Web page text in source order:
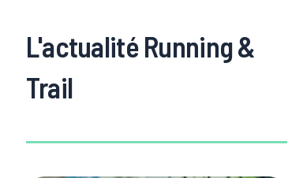
L'actualité Running &
Trail